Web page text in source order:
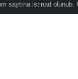
saytına istinad olunub.